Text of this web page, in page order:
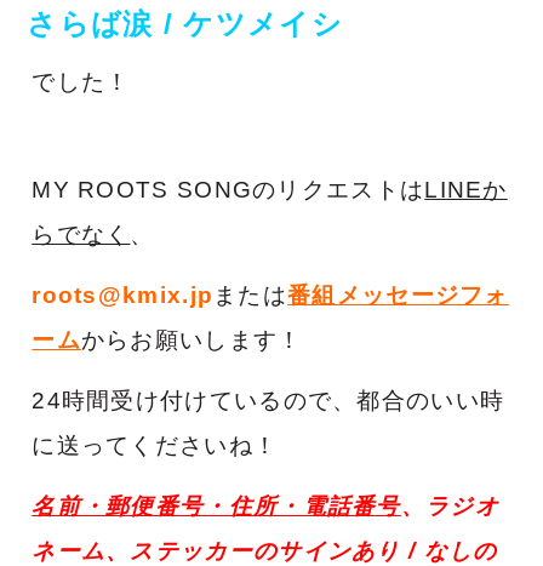
さらば涙 / ケツメイシ
でした！
MY ROOTS SONGのリクエストはLINEか
らでなく 、
roots@kmix.jp または番組メッセージフォ
ームからお願いします！
24時間受け付けているので、都合のいい時
に送ってくださいね！
名前・郵便番号・住所・電話番号、ラジオ
ネーム、 ステッカーのサインあり / なしの